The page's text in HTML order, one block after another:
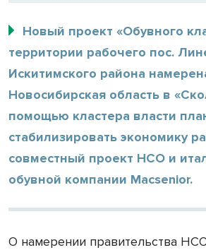
Новый проект «Обувного
территории рабочего пос.
Искитимского района
Новосибирская область в
помощью кластера власти
стабилизировать экономику
совместный проект НСО и
обувной компании Macsenior.
О намерении правительства